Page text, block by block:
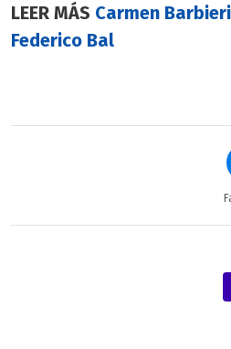
LEER MÁS Carmen
Federico Bal